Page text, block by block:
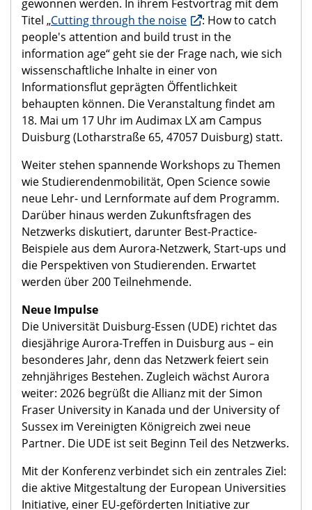
Vertrauen in die Wissenschaft – und die Rolle der
Kommunikation, es aufzubauen und zu erhalten.
Dies steht auch im Fokus des hochschulinternen
Eröffnungsabends. Mit Dr. Mai Thi Nguyen-Kim
konnte eine der profiliertesten Stimmen der
Wissenschaftskommunikation in Deutschland
gewonnen werden. In ihrem Festvortrag mit dem
Titel „Cutting through the noise
: How to catch
people's attention and build trust in the
wissenschaftliche Inhalte in einer von
Informationsflut geprägten Öffentlichkeit
behaupten können. Die Veranstaltung findet am
18. Mai um 17 Uhr im Audimax LX am Campus
Duisburg (Lotharstraße 65, 47057 Duisburg) statt.
Weiter stehen spannende Workshops zu Themen
wie Studierendenmobilität, Open Science sowie
Darüber hinaus werden Zukunftsfragen des
Netzwerks diskutiert, darunter Best-Practice-
Beispiele aus dem Aurora-Netzwerk, Start-ups und
die Perspektiven von Studierenden. Erwartet
werden über 200 Teilnehmende.
Neue Impulse
Die Universität Duisburg-Essen (UDE) richtet das
diesjährige Aurora-Treffen in Duisburg aus – ein
zehnjähriges Bestehen. Zugleich wächst Aurora
weiter: 2026 begrüßt die Allianz mit der Simon